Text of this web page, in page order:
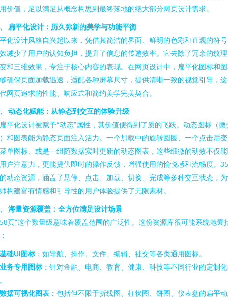
价值，足以满足从概念构思到最终落地的绝大部分网页设计需求。
扁平化设计：历久弥新的美学与功能平衡
化设计风格自兴起以来，凭借其简洁的界面、鲜明的色彩和直观的符
减少了用户的认知负担，提升了信息的传递效率。它去除了冗余的纹
和三维效果，专注于核心内容的表现。在网页设计中，扁平化图标和
确保页面加载迅速，适配各种屏幕尺寸，提供清晰一致的视觉引导，
网页追求的性能、响应式和简约美学完美契合。
动态化赋能：从静态到交互的体验升级
平化设计被赋予“动态”属性，其价值便得到了质的飞跃。动态图标（微
和图表能为静态页面注入活力。一个加载中的旋转圆圈、一个点击后
单图标、或是一组随数据实时更新的动态图表，这些细微的动效不仅
户注意力，更能提供即时的操作反馈，增强使用的愉悦感和流畅度。
动态资源，涵盖了悬停、点击、加载、切换、完成等多种交互状态，
构建富有情感和引导性的用户体验提供了无限素材。
海量资源覆盖：全方位满足设计场景
页”这个数量级意味着覆盖范围的广泛性。这份资源库很可能系统地囊
基础UI图标 ：如导航、操作、文件、编辑、社交等各类通用图标。
业务专用图标 ：针对金融、电商、教育、健康、科技等不同行业的定制
数据可视化图表 ：包括但不限于折线图、柱状图、饼图、仪表盘的扁平